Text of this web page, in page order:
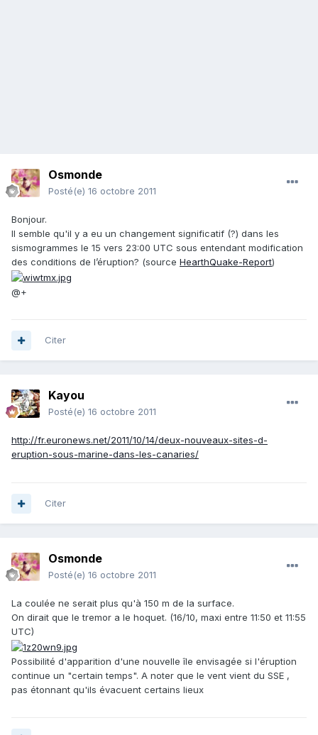
Osmonde
Posté(e) 16 octobre 2011
Bonjour.
Il semble qu'il y a eu un changement significatif (?) dans les
sismogrammes le 15 vers 23:00 UTC sous entendant modification
des conditions de l’éruption? (source HearthQuake-Report)
@+
Citer
Kayou
Posté(e) 16 octobre 2011
http://fr.euronews.net/2011/10/14/deux-nouveaux-sites-d-
eruption-sous-marine-dans-les-canaries/
Citer
Osmonde
Posté(e) 16 octobre 2011
La coulée ne serait plus qu'à 150 m de la surface.
On dirait que le tremor a le hoquet. (16/10, maxi entre 11:50 et 11:55
UTC)
Possibilité d'apparition d'une nouvelle île envisagée si l'éruption
continue un "certain temps". A noter que le vent vient du SSE ,
pas étonnant qu'ils évacuent certains lieux